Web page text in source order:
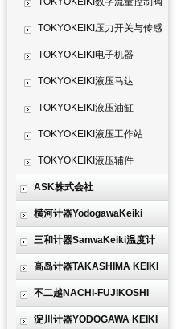
TOKYOKEIKI压力开关与传感
器 TOKYOKEIKI电子机器
TOKYOKEIKI液压马达
TOKYOKEIKI液压油缸
TOKYOKEIKI液压工作站
TOKYOKEIKI液压辅件
ASK株式会社
横河计器YodogawaKeiki
三和计器SanwaKeiki温度计
高岛计器TAKASHIMA KEIKI
不二越NACHI-FUJIKOSHI
淀川计器YODOGAWA KEIKI